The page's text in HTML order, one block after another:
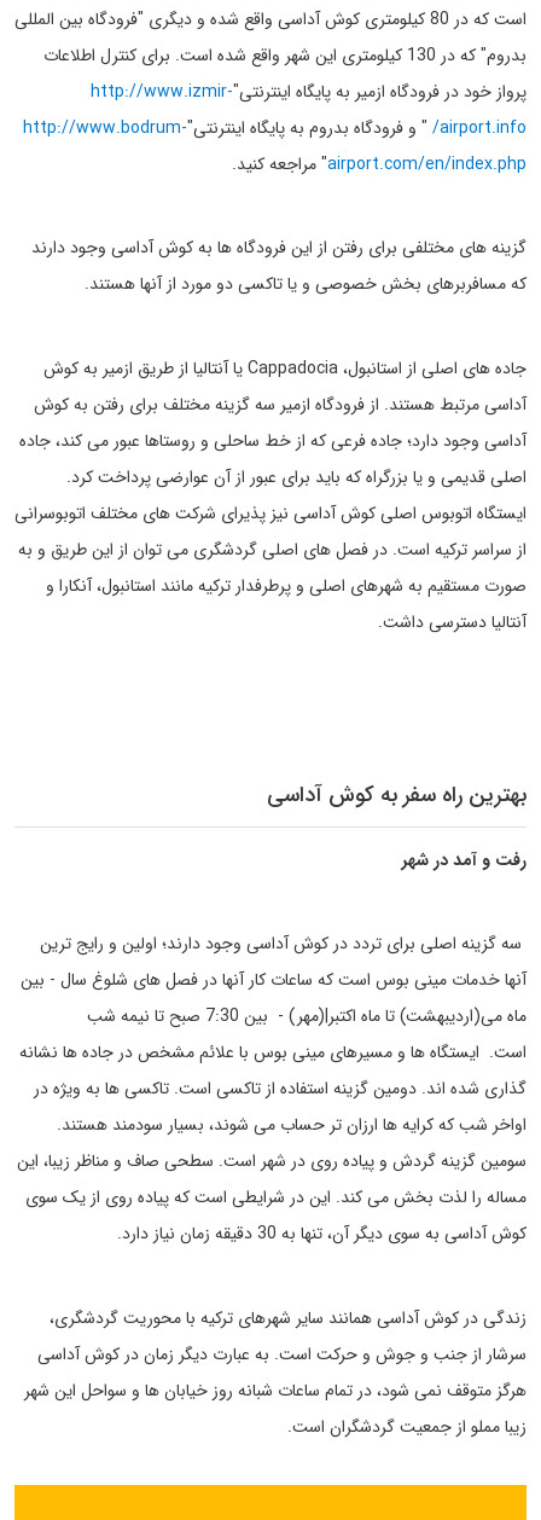
است که در 80 کیلومتری کوش آداسی واقع شده و دیگری "فرودگاه بین المللی
بدروم" که در 130 کیلومتری این شهر واقع شده است. برای کنترل اطلاعات
پرواز خود در فرودگاه ازمیر به پایگاه اینترنتی"http://www.izmir-
airport.info/ " و فرودگاه بدروم به پایگاه اینترنتی"http://www.bodrum-
airport.com/en/index.php" مراجعه کنید.
گزینه های مختلفی برای رفتن از این فرودگاه ها به کوش آداسی وجود دارند
که مسافربرهای بخش خصوصی و یا تاکسی دو مورد از آنها هستند.
جاده های اصلی از استانبول، Cappadocia یا آنتالیا از طریق ازمیر به کوش
آداسی مرتبط هستند. از فرودگاه ازمیر سه گزینه مختلف برای رفتن به کوش
آداسی وجود دارد؛ جاده فرعی که از خط ساحلی و روستاها عبور می کند، جاده
اصلی قدیمی و یا بزرگراه که باید برای عبور از آن عوارضی پرداخت کرد.
ایستگاه اتوبوس اصلی کوش آداسی نیز پذیرای شرکت های مختلف اتوبوسرانی
از سراسر ترکیه است. در فصل های اصلی گردشگری می توان از این طریق و به
صورت مستقیم به شهرهای اصلی و پرطرفدار ترکیه مانند استانبول، آنکارا و
آنتالیا دسترسی داشت.
بهترین راه سفر به کوش آداسی
رفت و آمد در شهر
سه گزینه اصلی برای تردد در کوش آداسی وجود دارند؛ اولین و رایج ترین
آنها خدمات مینی بوس است که ساعات کار آنها در فصل های شلوغ سال - بین
ماه می(اردیبهشت) تا ماه اکتبر|(مهر) - بین 7:30 صبح تا نیمه شب
است. ایستگاه ها و مسیرهای مینی بوس با علائم مشخص در جاده ها نشانه
گذاری شده اند. دومین گزینه استفاده از تاکسی است. تاکسی ها به ویژه در
اواخر شب که کرایه ها ارزان تر حساب می شوند، بسیار سودمند هستند.
سومین گزینه گردش و پیاده روی در شهر است. سطحی صاف و مناظر زیبا، این
مساله را لذت بخش می کند. این در شرایطی است که پیاده روی از یک سوی
کوش آداسی به سوی دیگر آن، تنها به 30 دقیقه زمان نیاز دارد.
زندگی در کوش آداسی همانند سایر شهرهای ترکیه با محوریت گردشگری،
سرشار از جنب و جوش و حرکت است. به عبارت دیگر زمان در کوش آداسی
هرگز متوقف نمی شود، در تمام ساعات شبانه روز خیابان ها و سواحل این شهر
زیبا مملو از جمعیت گردشگران است.